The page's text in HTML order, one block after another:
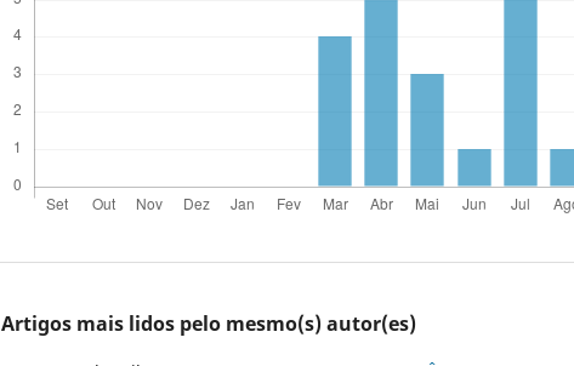
Artigos mais lidos pelo mesmo(s) autor(es)